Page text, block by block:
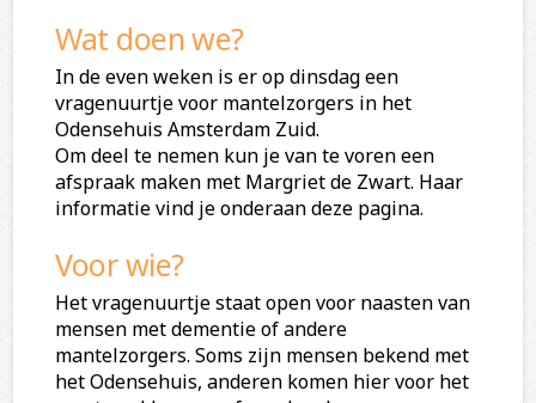
Wat doen we?
In de even weken is er op dinsdag een
vragenuurtje voor mantelzorgers in het
Odensehuis Amsterdam Zuid.
Om deel te nemen kun je van te voren een
afspraak maken met Margriet de Zwart. Haar
informatie vind je onderaan deze pagina.
Voor wie?
Het vragenuurtje staat open voor naasten van
mensen met dementie of andere
mantelzorgers. Soms zijn mensen bekend met
het Odensehuis, anderen komen hier voor het